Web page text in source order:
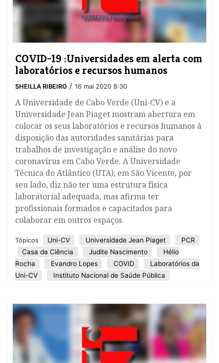
COVID-19 :Universidades em alerta com
laboratórios e recursos humanos
SHEILLA RIBEIRO / 16 mai 2020 8:30
A Universidade de Cabo Verde (Uni-CV) e a
Universidade Jean Piaget mostram abertura em
colocar os seus laboratórios e recursos humanos à
disposição das autoridades sanitárias para
trabalhos de investigação e análise do novo
coronavírus em Cabo Verde. A Universidade
Técnica do Atlântico (UTA), em São Vicente, por
seu lado, diz não ter uma estrutura física
laboratorial adequada, mas afirma ter
profissionais formados e capacitados para
colaborar em outros espaços.
Tópicos Uni-CV Universidade Jean Piaget
PCR
Casa da Ciência
Judite Nascimento
Hélio
Rocha
Evandro Lopes COVID
Laboratórios da
Uni-CV
Instituto Nacional de Saúde Pública